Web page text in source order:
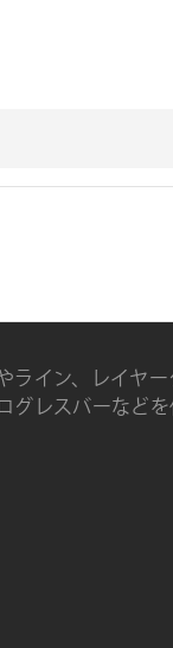
イン、レイヤー
グレスバーなど